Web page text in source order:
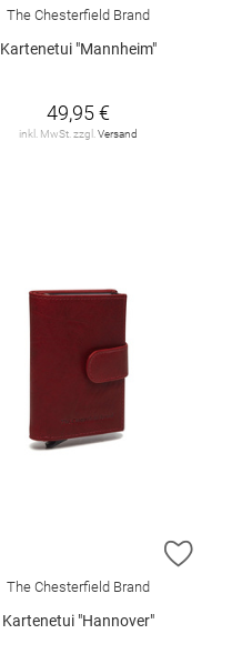
The Chesterfield Brand
Kartenetui "Mannheim"
49,95 €
inkl. MwSt. zzgl.Versand
ZUR
The Chesterfield Brand
Kartenetui "Hannover"